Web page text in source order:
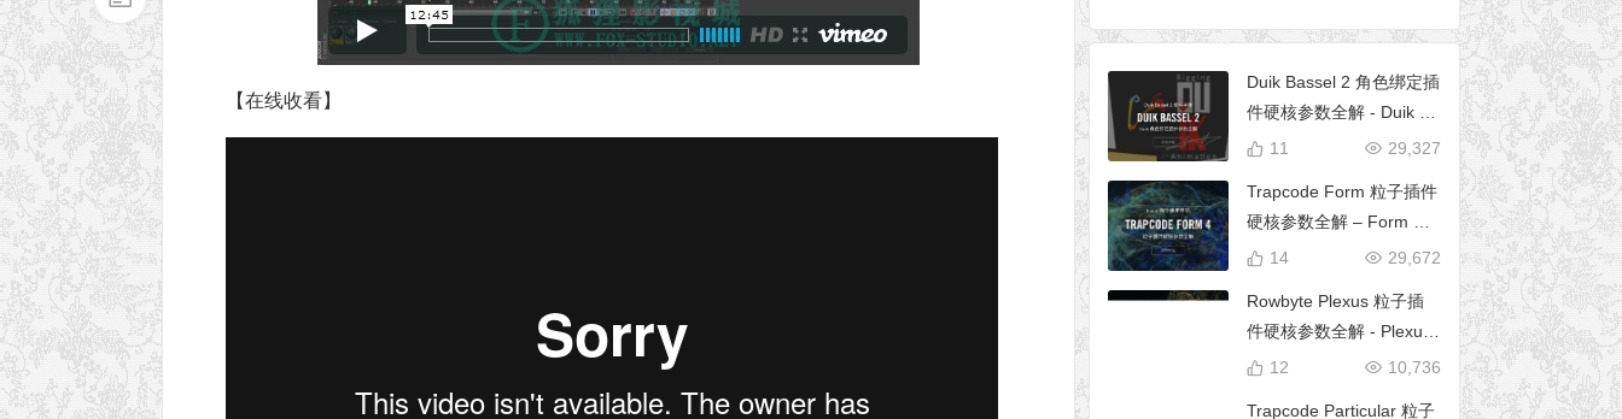
【在线收看】
Duik Bassel 2 角色绑定插
件硬核参数全解 - Duik 16
完全使用手册
29,327
11
Trapcode Form 粒子插件
硬核参数全解 – Form 完
全使用手册
29,672
14
Rowbyte Plexus 粒子插
件硬核参数全解 - Plexus
完全使用手册
10,736
12
Trapcode Particular 粒子